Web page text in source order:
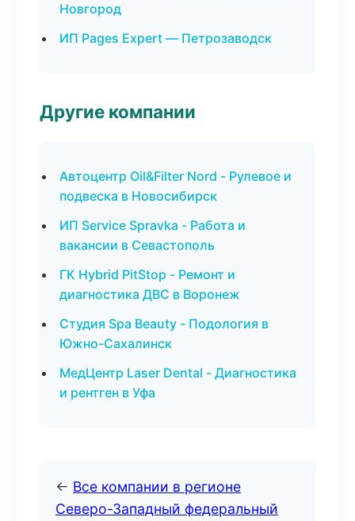
Новгород
ИП Pages Expert — Петрозаводск
Другие компании
Автоцентр Oil&Filter Nord - Рулевое и
подвеска в Новосибирск
ИП Service Spravka - Работа и
вакансии в Севастополь
ГК Hybrid PitStop - Ремонт и
диагностика ДВС в Воронеж
Студия Spa Beauty - Подология в
Южно-Сахалинск
МедЦентр Laser Dental - Диагностика
и рентген в Уфа
← Все компании в регионе
Северо-Западный федеральный